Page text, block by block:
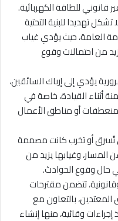
قانوني للطاقة الكهربائية.
تهديدا للبنية التحتية
العامة، حيث يؤدي غياب
من احتمالات وقوع
يؤدي إلى إرباك السائقين،
أثناء القيادة، خاصة في
أو مناطق الأعمال
تُسرق أو تخرب كانت مصممة
المسار، وغيابها يزيد من
حال وقوع الحوادث.
تتضمن مقترحات
بالتعاون مع
إجراءات وقائية، منها إنشاء